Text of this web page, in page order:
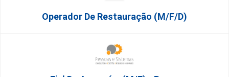
Operador De Restauração (m/f/d)